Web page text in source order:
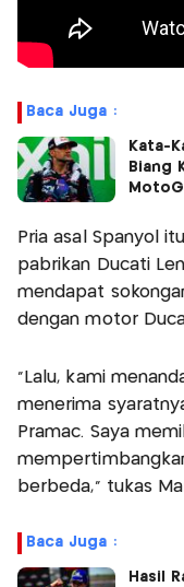
Baca Juga :
Kata-
Biang
Pria asal Spanyol
pabrikan Ducati
mendapat
dengan motor
“Lalu, kami
menerima
Pramac. Saya
berbeda,” tukas
Baca Juga :
Hasil